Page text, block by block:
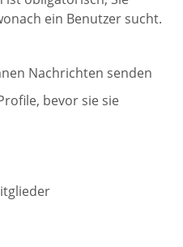
ein Benutzer sucht.
Nachrichten senden
bevor sie sie